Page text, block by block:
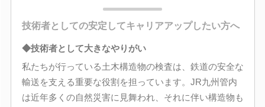
技術者としての安定してキャリアアップしたい方へ
◆技術者として大きなやりがい
私たちが行っている土木構造物の検査は、鉄道の安全な
輸送を支える重要な役割を担っています。JR九州管内
は近年多くの自然災害に見舞われ、それに伴い構造物も